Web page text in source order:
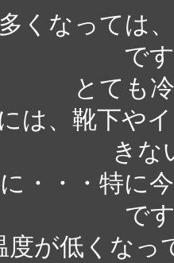
くなっては
で
とても
は、靴下や
きな
・・・特に
で
度が低くなっ